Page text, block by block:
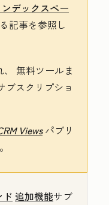
デックスペー
記事を参照し
無料ツールま
ブスクリプショ
Viewsパブリ
ド 追加機能サブ